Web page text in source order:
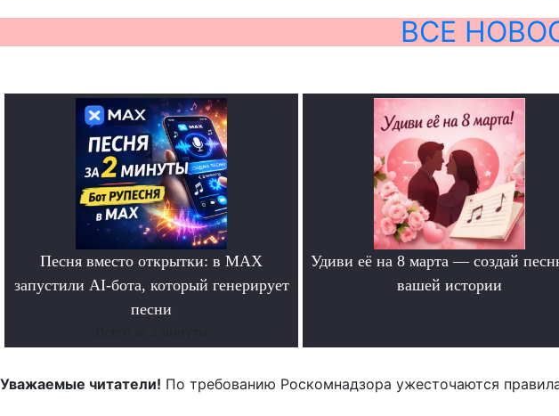
ВСЕ
Песня вместо открытки: в MAX
запустили AI-бота, который генерирует
песни
Удиви её на 8 марта — создай
вашей истории
Уважаемые читатели! По требованию Роскомнадзора ужесточаются